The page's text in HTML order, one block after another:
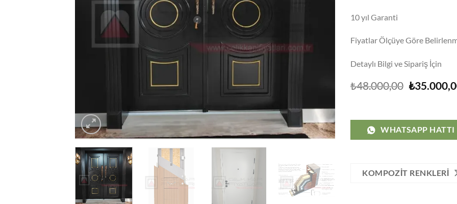
10 yıl Garanti
Fiyatlar Ölçüye Göre
Detaylı Bilgi ve Sipariş İçin
₺48.000,00 Orijinal
₺
WHATSAPP HATTI
KOMPOZIT RENKLERI